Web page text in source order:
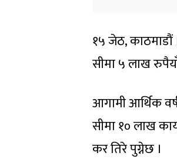
१५ जेठ,
सीमा ५ लाख
आगामी आर्थिक
सीमा १० लाख
कर तिरे पुग्नेछ ।